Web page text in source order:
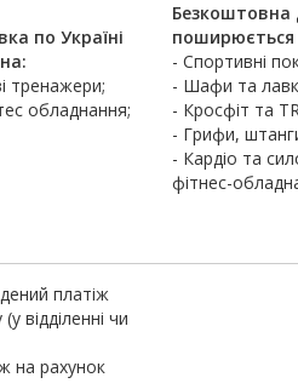
по Україні
тренажери;
обладнання;
Безкоштовна
поширюється
- Спортивні
- Шафи та
- Кросфіт та
- Грифи,
- Кардіо та
фітнес-
платіж
відділенні чи
на рахунок